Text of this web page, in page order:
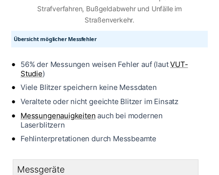
Strafverfahren, Bußgeldabwehr und Unfälle im
Straßenverkehr.
Übersicht möglicher Messfehler
56% der Messungen weisen Fehler auf (lautVUT-
Studie)
Viele Blitzer speichern keine Messdaten
Veraltete oder nicht geeichte Blitzer im Einsatz
Messungenauigkeiten auch bei modernen
Laserblitzern
Fehlinterpretationen durch Messbeamte
Messgeräte